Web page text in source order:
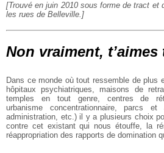
[Trouvé en juin 2010 sous forme de tract et
les rues de Belleville.]
Non vraiment,
Dans ce monde où tout ressemble de plus
hôpitaux psychiatriques, maisons de
temples en tout genre, centres de
urbanisme concentrationnaire, parcs
administration, etc.) il y a plusieurs choix
contre cet existant qui nous étouffe, la
réappropriation des rapports de domination